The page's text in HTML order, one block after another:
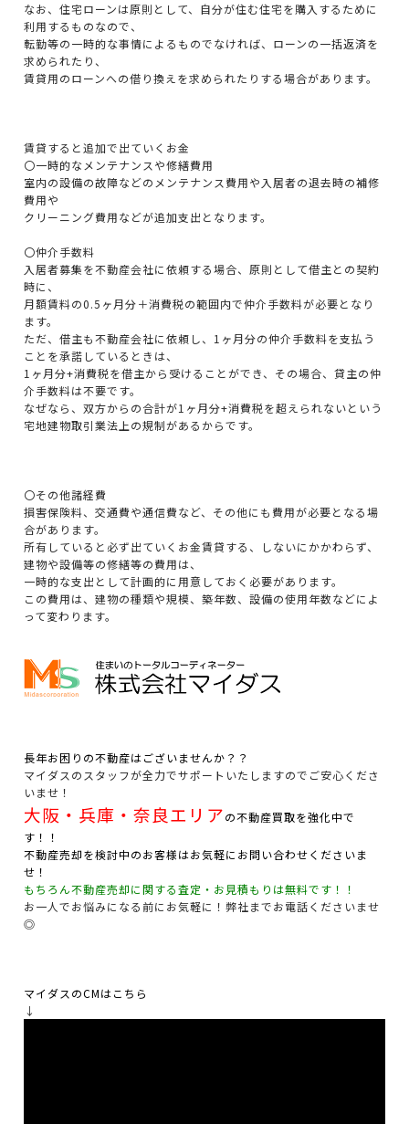
なお、住宅ローンは原則として、自分が住む住宅を購入するために
利用するものなので、
転勤等の一時的な事情によるものでなければ、ローンの一括返済を
求められたり、
賃貸用のローンへの借り換えを求められたりする場合があります。
賃貸すると追加で出ていくお金
〇一時的なメンテナンスや修繕費用
室内の設備の故障などのメンテナンス費用や入居者の退去時の補修
費用や
クリーニング費用などが追加支出となります。
〇仲介手数料
入居者募集を不動産会社に依頼する場合、原則として借主との契約
時に、
月額賃料の0.5ヶ月分＋消費税の範囲内で仲介手数料が必要となり
ます。
ただ、借主も不動産会社に依頼し、1ヶ月分の仲介手数料を支払う
ことを承諾しているときは、
1ヶ月分+消費税を借主から受けることができ、その場合、貸主の仲
介手数料は不要です。
なぜなら、双方からの合計が1ヶ月分+消費税を超えられないという
宅地建物取引業法上の規制があるからです。
〇その他諸経費
損害保険料、交通費や通信費など、その他にも費用が必要となる場
合があります。
所有していると必ず出ていくお金賃貸する、しないにかかわらず、
建物や設備等の修繕等の費用は、
一時的な支出として計画的に用意しておく必要があります。
この費用は、建物の種類や規模、築年数、設備の使用年数などによ
って変わります。
長年お困りの不動産はございませんか？？
マイダスのスタッフが全力でサポートいたしますのでご安心くださ
いませ！
大阪・兵庫・奈良エリアの不動産買取を強化中で
す！！
不動産売却を検討中のお客様はお気軽にお問い合わせくださいま
せ！
もちろん不動産売却に関する査定・お見積もりは無料です！！
お一人でお悩みになる前にお気軽に！弊社までお電話くださいませ
◎
マイダスのCMはこちら
↓